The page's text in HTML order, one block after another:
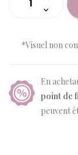
*Visuel non
En
point de
peuvent